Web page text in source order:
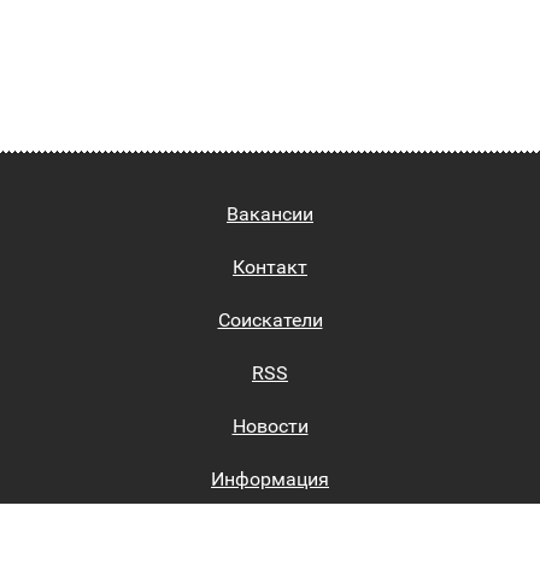
Вакансии
Контакт
Соискатели
RSS
Новости
Информация